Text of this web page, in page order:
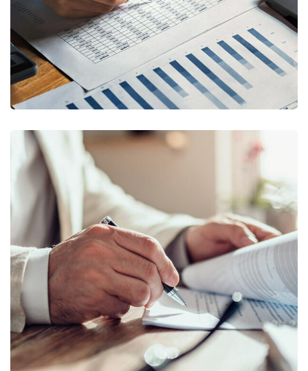
FINANCE/STARTUP
Business Planning
BUSINESS/STARTUP